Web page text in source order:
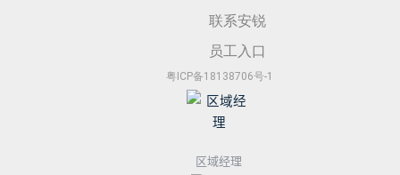
联系安锐
员工入口
粤ICP备18138706号-1
区域经理